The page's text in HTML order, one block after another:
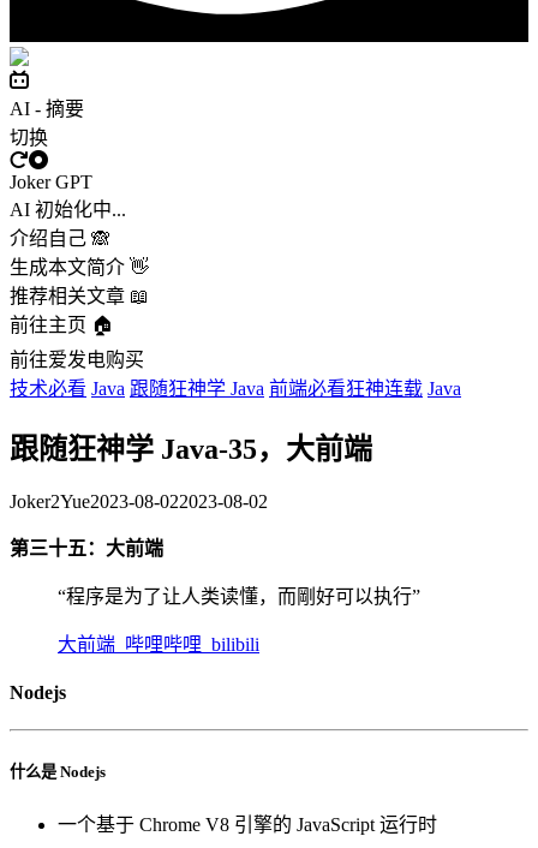
AI - 摘要
切换
Joker GPT
AI 初始化中...
介绍自己 🙈
生成本文简介 👋
推荐相关文章 📖
前往主页 🏠
前往爱发电购买
技术必看 Java 跟随狂神学 Java 前端必看狂神连载 Java
跟随狂神学 Java-35，大前端
Joker2Yue2023-08-022023-08-02
第三十五：大前端
“程序是为了让人类读懂，而剛好可以执行”
大前端_哔哩哔哩_bilibili
Nodejs
什么是 Nodejs
一个基于 Chrome V8 引擎的 JavaScript 运行时